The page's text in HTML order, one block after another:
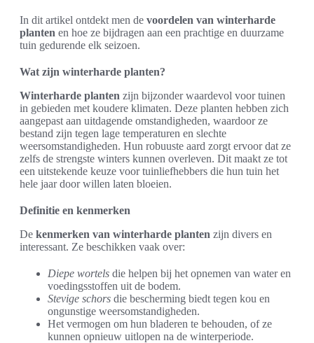
In dit artikel ontdekt men de voordelen van winterharde
planten en hoe ze bijdragen aan een prachtige en duurzame
tuin gedurende elk seizoen.
Wat zijn winterharde planten?
Winterharde planten zijn bijzonder waardevol voor tuinen
in gebieden met koudere klimaten. Deze planten hebben zich
aangepast aan uitdagende omstandigheden, waardoor ze
bestand zijn tegen lage temperaturen en slechte
weersomstandigheden. Hun robuuste aard zorgt ervoor dat ze
zelfs de strengste winters kunnen overleven. Dit maakt ze tot
een uitstekende keuze voor tuinliefhebbers die hun tuin het
hele jaar door willen laten bloeien.
Definitie en kenmerken
De kenmerken van winterharde planten zijn divers en
interessant. Ze beschikken vaak over:
Diepe wortels die helpen bij het opnemen van water en
voedingsstoffen uit de bodem.
Stevige schors die bescherming biedt tegen kou en
ongunstige weersomstandigheden.
Het vermogen om hun bladeren te behouden, of ze
kunnen opnieuw uitlopen na de winterperiode.